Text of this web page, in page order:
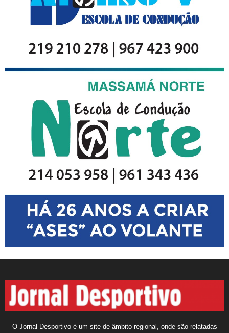
O Jornal Desportivo é um site de âmbito regional, onde são relatadas